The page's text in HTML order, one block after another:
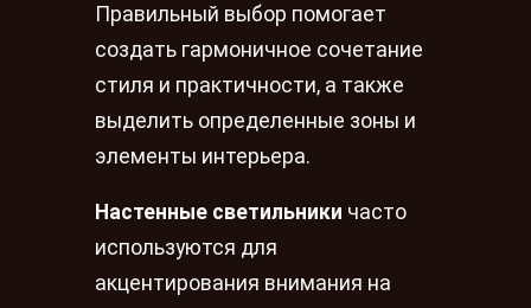
Правильный выбор помогает
создать гармоничное сочетание
стиля и практичности, а также
выделить определенные зоны и
элементы интерьера.
Настенные светильники часто
используются для
акцентирования внимания на